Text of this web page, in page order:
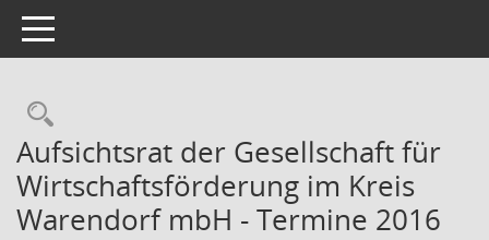
Toggle navigation
Rechercheauswahl
Aufsichtsrat der Gesellschaft für
Wirtschaftsförderung im Kreis
Warendorf mbH - Termine 2016